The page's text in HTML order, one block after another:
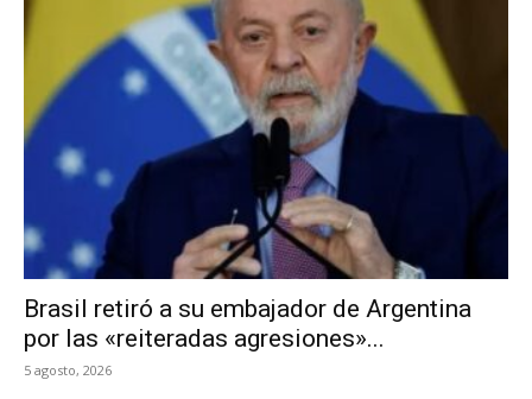
Brasil retiró a su embajador de Argentina
por las «reiteradas agresiones»...
5 agosto, 2026